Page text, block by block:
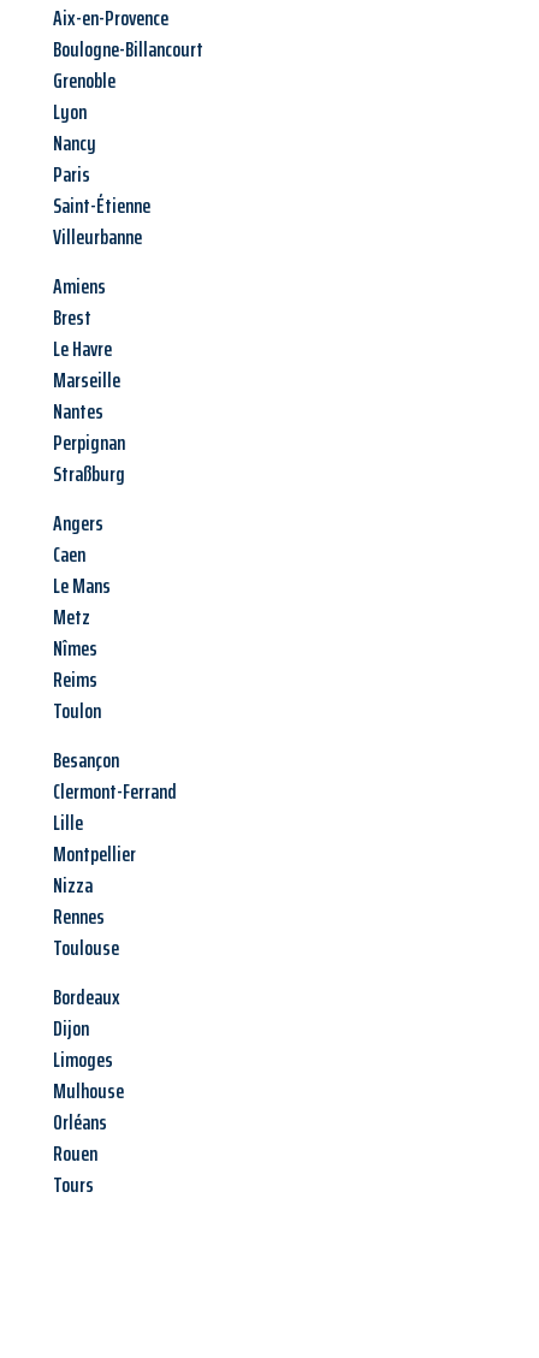
Aix-en-Provence
Boulogne-Billancourt
Grenoble
Lyon
Nancy
Paris
Saint-Étienne
Villeurbanne
Amiens
Brest
Le Havre
Marseille
Nantes
Perpignan
Straßburg
Angers
Caen
Le Mans
Metz
Nîmes
Reims
Toulon
Besançon
Clermont-Ferrand
Lille
Montpellier
Nizza
Rennes
Toulouse
Bordeaux
Dijon
Limoges
Mulhouse
Orléans
Rouen
Tours